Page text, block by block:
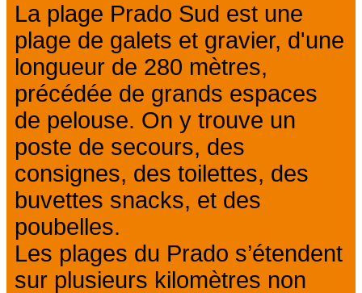
La plage Prado Sud est une
plage de galets et gravier, d'une
longueur de 280 mètres,
précédée de grands espaces
de pelouse. On y trouve un
poste de secours, des
consignes, des toilettes, des
buvettes snacks, et des
poubelles.
Les plages du Prado s’étendent
sur plusieurs kilomètres non